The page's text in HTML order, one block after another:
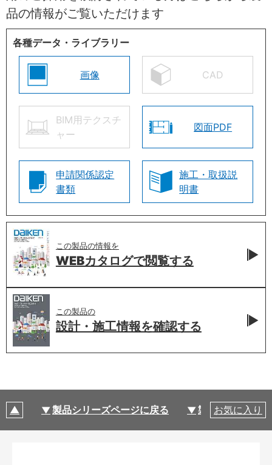
品の情報がご覧いただけます
各種データ・ライブラリー
画像 CAD
BIM用テクスチ
ャー
図面PDF
申請関係認定
書類
施工・取扱説
明書
この製品の情報を
WEBカタログで閲覧する
この製品の
設計・施工情報を確認する
製品シリーズページに戻る 製品仕様
お気に入り